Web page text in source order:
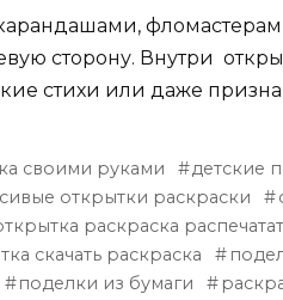
сторону. Внутри
стихи или даже
своими руками
детские
открытки раскраски
раскраска
скачать раскраска
поделки из бумаги